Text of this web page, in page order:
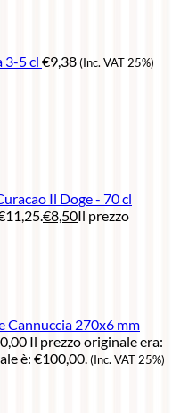
3-5 cl €9,38(Inc. VAT 25%)
Il Doge - 70 cl
€8,50Il prezzo
Cannuccia 270x6 mm
Il prezzo originale era:
è: €100,00.(Inc. VAT 25%)